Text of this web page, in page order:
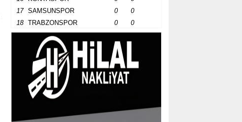
17
SAMSUNSPOR 0
0
18
TRABZONSPOR 0 0